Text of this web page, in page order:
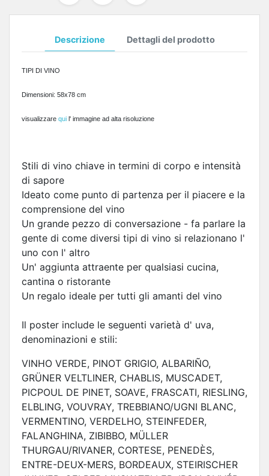
Descrizione Dettagli del prodotto
TIPI DI VINO
Dimensioni: 58x78 cm
visualizzare qui l' immagine ad alta risoluzione
Stili di vino chiave in termini di corpo e intensità
di sapore
Ideato come punto di partenza per il piacere e la
comprensione del vino
Un grande pezzo di conversazione - fa parlare la
gente di come diversi tipi di vino si relazionano l'
uno con l' altro
Un' aggiunta attraente per qualsiasi cucina,
cantina o ristorante
Un regalo ideale per tutti gli amanti del vino
Il poster include le seguenti varietà d' uva,
denominazioni e stili:
VINHO VERDE, PINOT GRIGIO, ALBARIÑO,
GRÜNER VELTLINER, CHABLIS, MUSCADET,
PICPOUL DE PINET, SOAVE, FRASCATI, RIESLING,
ELBLING, VOUVRAY, TREBBIANO/UGNI BLANC,
VERMENTINO, VERDELHO, STEINFEDER,
FALANGHINA, ZIBIBBO, MÜLLER
THURGAU/RIVANER, CORTESE, PENEDÈS,
ENTRE-DEUX-MERS, BORDEAUX, STEIRISCHER